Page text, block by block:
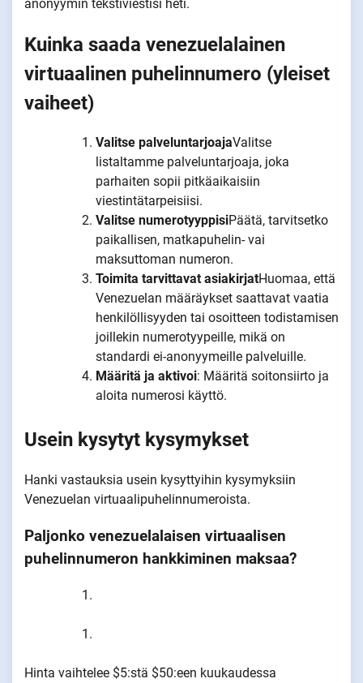
anonyymin tekstiviestisi heti.
Kuinka saada venezuelalainen
virtuaalinen puhelinnumero (yleiset
vaiheet)
Valitse palveluntarjoajaValitse
listaltamme palveluntarjoaja, joka
parhaiten sopii pitkäaikaisiin
viestintätarpeisiisi.
Valitse numerotyyppisiPäätä, tarvitsetko
paikallisen, matkapuhelin- vai
maksuttoman numeron.
Toimita tarvittavat asiakirjatHuomaa, että
Venezuelan määräykset saattavat vaatia
henkilöllisyyden tai osoitteen todistamisen
joillekin numerotyypeille, mikä on
standardi ei-anonyymeille palveluille.
Määritä ja aktivoi: Määritä soitonsiirto ja
aloita numerosi käyttö.
Usein kysytyt kysymykset
Hanki vastauksia usein kysyttyihin kysymyksiin
Venezuelan virtuaalipuhelinnumeroista.
Paljonko venezuelalaisen virtuaalisen
puhelinnumeron hankkiminen maksaa?
Hinta vaihtelee $5:stä $50:een kuukaudessa